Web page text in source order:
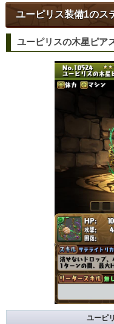
ユーピリス装備1のス
ユーピリスの木星ピア
ユーピ